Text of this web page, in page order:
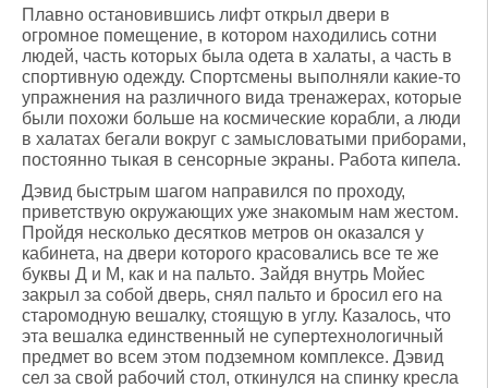
Плавно остановившись лифт открыл двери в
огромное помещение, в котором находились сотни
людей, часть которых была одета в халаты, а часть в
спортивную одежду. Спортсмены выполняли какие-то
упражнения на различного вида тренажерах, которые
были похожи больше на космические корабли, а люди
в халатах бегали вокруг с замысловатыми приборами,
постоянно тыкая в сенсорные экраны. Работа кипела.
Дэвид быстрым шагом направился по проходу,
приветствую окружающих уже знакомым нам жестом.
Пройдя несколько десятков метров он оказался у
кабинета, на двери которого красовались все те же
буквы Д и М, как и на пальто. Зайдя внутрь Мойес
закрыл за собой дверь, снял пальто и бросил его на
старомодную вешалку, стоящую в углу. Казалось, что
эта вешалка единственный не супертехнологичный
предмет во всем этом подземном комплексе. Дэвид
сел за свой рабочий стол, откинулся на спинку кресла